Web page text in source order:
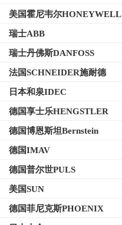
美国霍尼韦尔HONEYWELL
瑞士ABB
瑞士丹佛斯DANFOSS
法国SCHNEIDER施耐德
日本和泉IDEC
德国享士乐HENGSTLER
德国博恩斯坦Bernstein
德国IMAV
德国普尔世PULS
美国SUN
德国菲尼克斯PHOENIX